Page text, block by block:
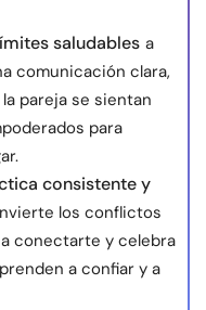
Publicidad con
reservados.
saludables a
comunicación clara,
pareja se sientan
para
consistente y
los conflictos
conectarte y celebra
a confiar y a